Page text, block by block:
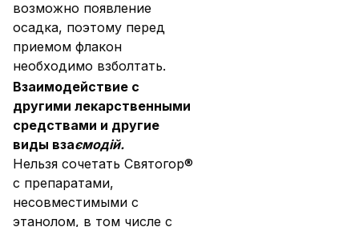
возможно появление
осадка, поэтому перед
приемом флакон
необходимо взболтать.
Взаимодействие с
другими лекарственными
средствами и другие
виды взаємодій.
Нельзя сочетать Святогор®
с препаратами,
несовместимыми с
этанолом, в том числе с